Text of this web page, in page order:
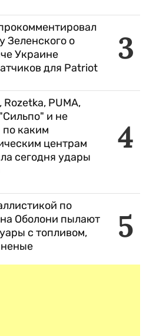
3
Зеленского о
Украине
для Patriot
4
Rozetka, PUMA,
и не
по каким
центрам
сегодня удары
5
по
Оболони пылают
с топливом,